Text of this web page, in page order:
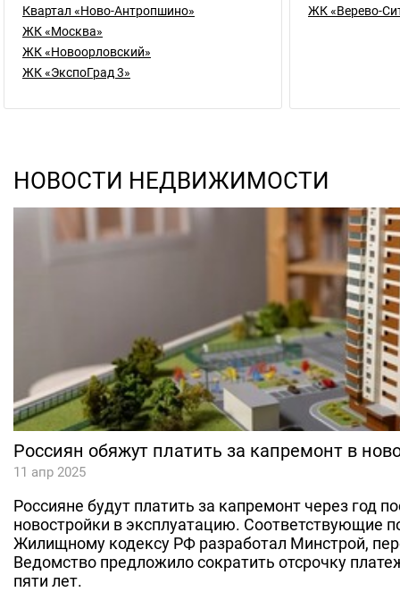
Квартал «Ново-Антропшино»
ЖК «Москва»
ЖК «Новоорловский»
ЖК «ЭкспоГрад 3»
ЖК «Верево-
НОВОСТИ НЕДВИЖИМОСТИ
Россиян обяжут платить за капремонт в
11 апр 2025
Россияне будут платить за капремонт через год
новостройки в эксплуатацию. Соответствующие
Жилищному кодексу РФ разработал Минстрой,
Ведомство предложило сократить отсрочку
пяти лет.